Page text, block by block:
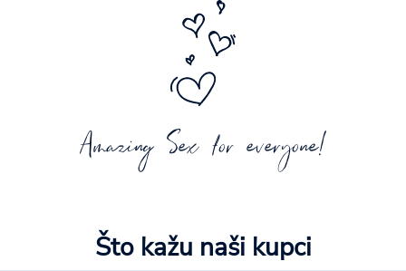
Amazing Sex for everyone!
Što kažu naši kupci